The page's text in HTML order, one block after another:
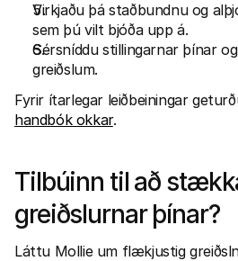
Virkjaðu þá staðbundnu og
sem þú vilt bjóða upp á.
Sérsníddu stillingarnar þínar
greiðslum.
Fyrir ítarlegar leiðbeiningar
handbók okkar.
Tilbúinn til að
greiðslurnar þínar?
Láttu Mollie um flækjustig